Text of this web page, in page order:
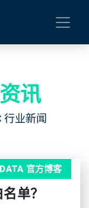
讯
行业新闻
官方博客
单？